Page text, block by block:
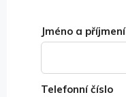
Jméno a příjmení
Telefonní číslo